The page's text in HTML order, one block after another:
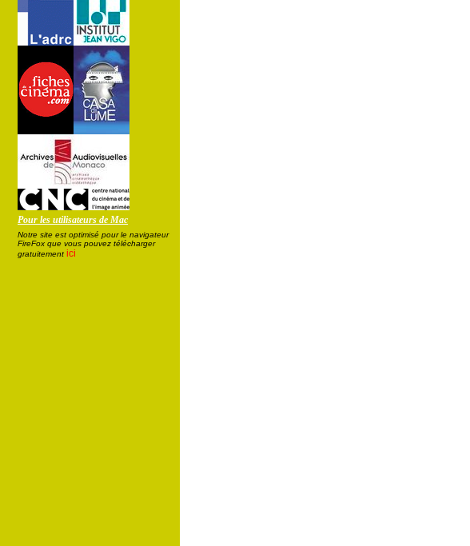
Pour les utilisateurs de Mac
Notre site est optimisé pour le navigateur
FireFox que vous pouvez télécharger
gratuitement ici